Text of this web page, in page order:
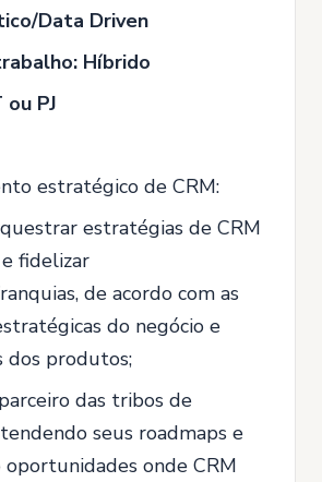
Data Driven
Híbrido
ou PJ
estratégico de CRM:
estratégias de CRM
fidelizar
de acordo com as
do negócio e
dos produtos;
das tribos de
seus roadmaps e
onde CRM